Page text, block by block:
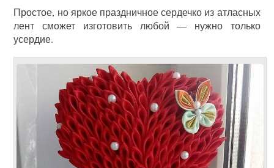
Простое, но яркое праздничное сердечко из атласных
лент сможет изготовить любой — нужно только
усердие.